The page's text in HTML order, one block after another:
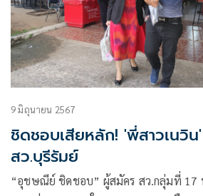
9 มิถุนายน 2567
ชิดชอบเสียหลัก! 'พี่สาวเนวิ
สว.บุรีรัมย์
“อุชษณีย์ ชิดชอบ” ผู้สมัคร สว.กลุ่มที่ 17